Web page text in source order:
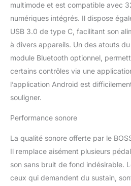
multimode et est compatible avec
numériques intégrés. Il dispose
USB 3.0 de type C, facilitant son
à divers appareils. Un des atouts
module Bluetooth optionnel,
certains contrôles via une
l’application Android est
souligner.
Performance sonore
La qualité sonore offerte par le
Il remplace aisément plusieurs
son sans bruit de fond indésirable.
ceux qui demandent du sustain,